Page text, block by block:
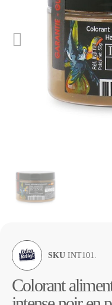
SKU INT101.
Colorant